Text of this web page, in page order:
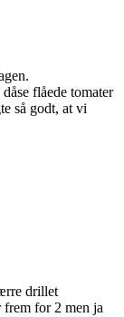
flåede tomater
så godt, at vi
drillet
frem for 2 men ja